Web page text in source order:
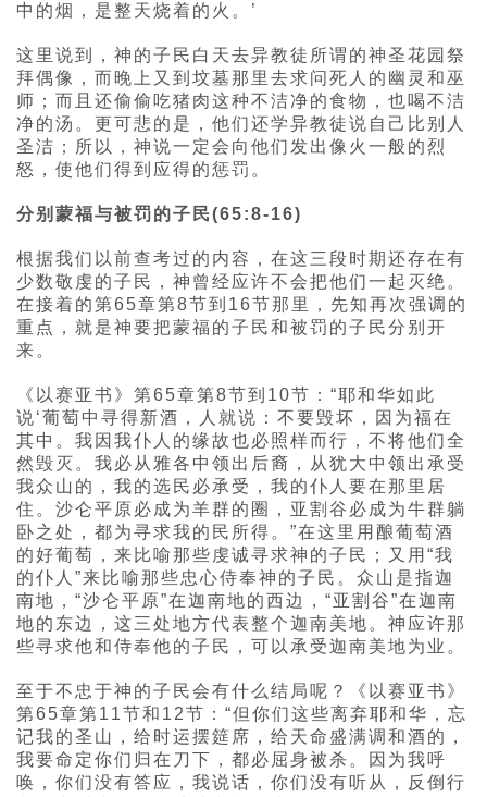
中的烟，是整天烧着的火。’
这里说到，神的子民白天去异教徒所谓的神圣花园祭
拜偶像，而晚上又到坟墓那里去求问死人的幽灵和巫
师；而且还偷偷吃猪肉这种不洁净的食物，也喝不洁
净的汤。更可悲的是，他们还学异教徒说自己比别人
圣洁；所以，神说一定会向他们发出像火一般的烈
怒，使他们得到应得的惩罚。
分别蒙福与被罚的子民(65:8-16)
根据我们以前查考过的内容，在这三段时期还存在有
少数敬虔的子民，神曾经应许不会把他们一起灭绝。
在接着的第65章第8节到16节那里，先知再次强调的
重点，就是神要把蒙福的子民和被罚的子民分别开
来。
《以赛亚书》第65章第8节到10节：“耶和华如此
说‘葡萄中寻得新酒，人就说：不要毁坏，因为福在
其中。我因我仆人的缘故也必照样而行，不将他们全
然毁灭。我必从雅各中领出后裔，从犹大中领出承受
我众山的，我的选民必承受，我的仆人要在那里居
住。沙仑平原必成为羊群的圈，亚割谷必成为牛群躺
卧之处，都为寻求我的民所得。”在这里用酿葡萄酒
的好葡萄，来比喻那些虔诚寻求神的子民；又用“我
的仆人”来比喻那些忠心侍奉神的子民。众山是指迦
南地，“沙仑平原”在迦南地的西边，“亚割谷”在迦南
地的东边，这三处地方代表整个迦南美地。神应许那
些寻求他和侍奉他的子民，可以承受迦南美地为业。
至于不忠于神的子民会有什么结局呢？《以赛亚书》
第65章第11节和12节：“但你们这些离弃耶和华，忘
记我的圣山，给时运摆筵席，给天命盛满调和酒的，
我要命定你们归在刀下，都必屈身被杀。因为我呼
唤，你们没有答应，我说话，你们没有听从，反倒行